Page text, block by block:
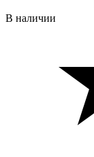
В наличии